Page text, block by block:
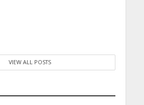
VIEW ALL POSTS